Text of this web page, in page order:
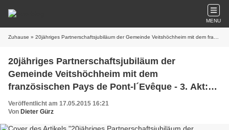
MENU
Zuhause » 20jähriges Partnerschaftsjubiläum der Gemeinde Veitshöchheim mit dem französischen Pays de Pont-l´Evêque - 3. Akt: Phänomenales Konzert B27 Bigband und Orchester Muncipale de Pont-l’Évêque
20jähriges Partnerschaftsjubiläum der
Gemeinde Veitshöchheim mit dem
französischen Pays de Pont-l´Evêque - 3. Akt:
Phänomenales Konzert B27 Bigband und
Orchester Muncipale de Pont-l’Évêque
Veröffentlicht am 17.05.2015 16:21
Von Dieter Gürz